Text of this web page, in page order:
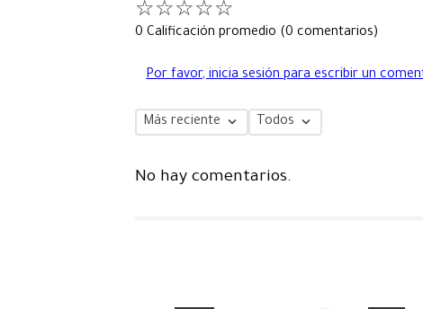
☆☆☆☆☆
0 Calificación promedio (0 comentarios)
Por favor, inicia sesión para escribir un
Más reciente Todos
No hay comentarios.